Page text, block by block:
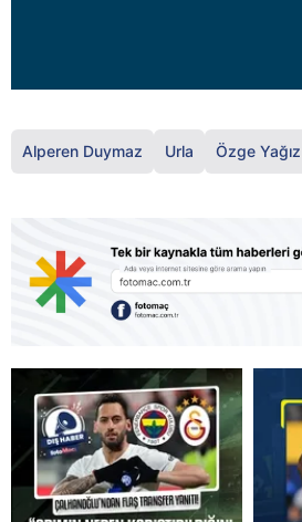
Alperen Duymaz Urla Özge Yağız